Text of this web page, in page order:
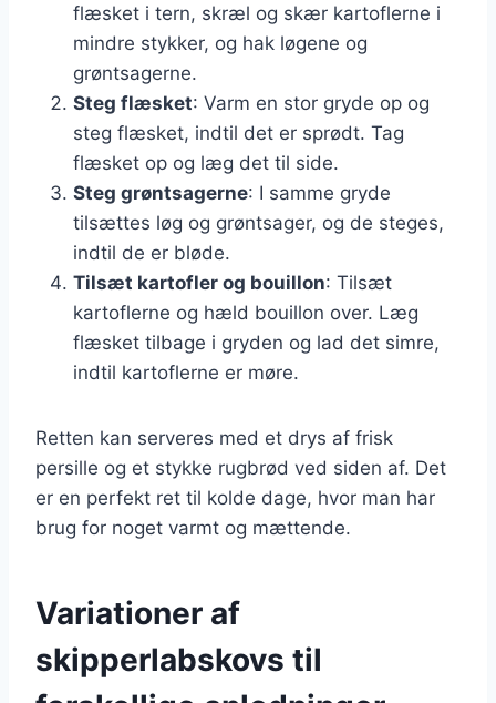
flæsket i tern, skræl og skær kartoflerne i
mindre stykker, og hak løgene og
grøntsagerne.
Steg flæsket: Varm en stor gryde op og
steg flæsket, indtil det er sprødt. Tag
flæsket op og læg det til side.
Steg grøntsagerne: I samme gryde
tilsættes løg og grøntsager, og de steges,
indtil de er bløde.
Tilsæt kartofler og bouillon: Tilsæt
kartoflerne og hæld bouillon over. Læg
flæsket tilbage i gryden og lad det simre,
indtil kartoflerne er møre.
Retten kan serveres med et drys af frisk
persille og et stykke rugbrød ved siden af. Det
er en perfekt ret til kolde dage, hvor man har
brug for noget varmt og mættende.
Variationer af
skipperlabskovs til